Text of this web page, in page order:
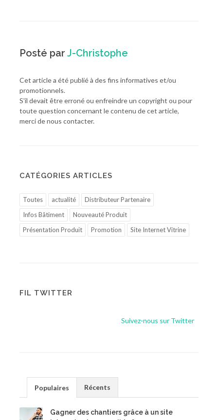
Posté par J-Christophe
Cet article a été publié à des fins informatives et/ou
promotionnels.
S'il devait être erroné ou enfreindre un copyright ou pour
toute question concernant le contenu de cet article,
merci de nous contacter.
CATÉGORIES ARTICLES
Toutes actualité
Distributeur Partenaire
Infos Bâtiment
Nouveauté Produit
Présentation Produit
Promotion Site Internet Vitrine
FIL TWITTER
Suivez-nous sur Twitter
Populaires Récents
Gagner des chantiers grâce à un site